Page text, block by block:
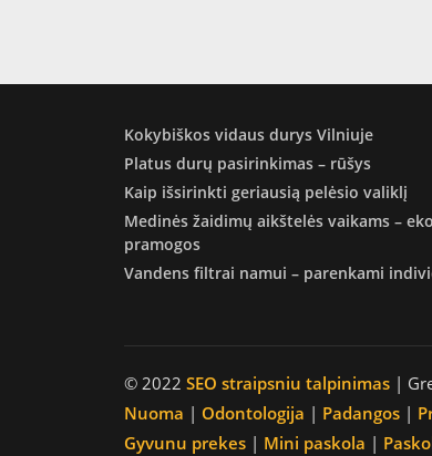
Kokybiškos vidaus durys Vilniuje
Platus durų pasirinkimas – rūšys
Kaip išsirinkti geriausią pelėsio valiklį
Medinės žaidimų aikštelės vaikams –
pramogos
Vandens filtrai namui – parenkami
© 2022 SEO straipsniu talpinimas |
Nuoma | Odontologija | Padangos |
Gyvunu prekes | Mini paskola |